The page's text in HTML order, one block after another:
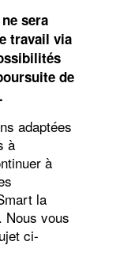
sera
travail via
de
adaptées
à
à
la
Nous vous
ci-